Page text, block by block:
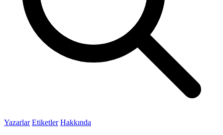
Yazarlar Etiketler Hakkında